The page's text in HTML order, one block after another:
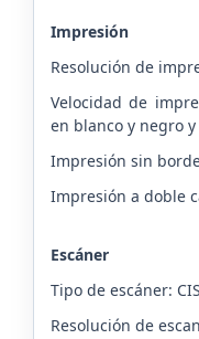
Impresión
Resolución de
Velocidad de
en blanco y negro
Impresión sin
Impresión a doble
Escáner
Tipo de escáner:
Resolución de